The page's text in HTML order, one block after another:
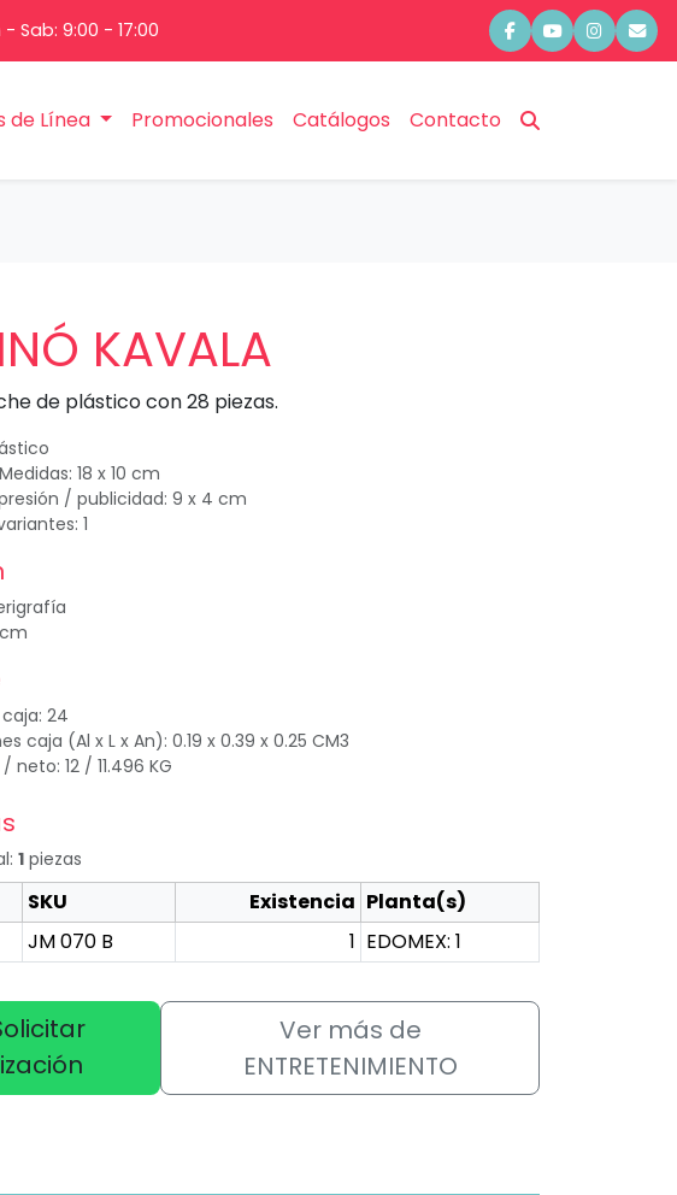
Sab: 9:00 - 17:00
de Línea Promocionales Catálogos Contacto
KAVALA
de plástico con 28 piezas.
18 x 10 cm
/ publicidad: 9 x 4 cm
1
24
caja (Al x L x An): 0.19 x 0.39 x 0.25 CM3
neto: 12 / 11.496 KG
1 piezas
SKU Existencia Planta(s)
JM 070 B 1 EDOMEX: 1
Ver más de
ENTRETENIMIENTO